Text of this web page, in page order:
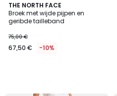
THE NORTH FACE
Broek met wijde pijpen en
geribde tailleband
75,00 €
67,50 € -10%